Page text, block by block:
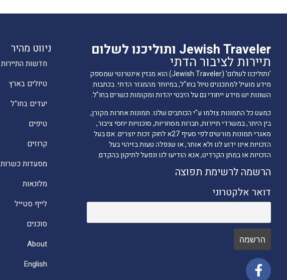
ניווט מהיר
חדשות התיירות
טיולים בארץ
יעדים בחו"ל
טיפים
קרוזים
מסעדות כשרות
מלונאות
לייף סטייל
סוכנים
About
English
Jewish Traveler ותוליכנו לשלום
תיירות לציבור הדתי
'ותוליכנו לשלום' (Jewish Traveler) הוא מגזין אינטרנטי שמספק
מידע מועיל למתכננים טיול בחו"ל, במיוחד מהמגזר הדתי. בכתבות
השונות יש מידע ייחודי גם על היבטי יהדות ומקומות כשרים בחו"ל.
כמעט כל התמונות צולמו ע"י הכותבים שלנו. תמונות אחרות מקורן,
בין היתר, במשרדי תיירות, חברות מסחריות, סוכנויות יחסי ציבור,
מאגרי תמונות מורשים לפי סעיף 27א לחוק זכות יוצרים. אם בעל
הזכויות אינו ידוע לנו ולא אותר, או שנפלה טעות בזיהוי בעל
הזכויות או במתן הקרדיט, אנא הודיעו לנו ונפעל לתיקון בהקדם.
הרשמה לרשימת תפוצה
דואר אלקטרוני